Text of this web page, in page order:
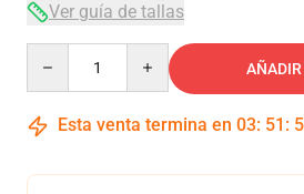
Ver guía de tallas
Esta venta termina en 03: 51 :